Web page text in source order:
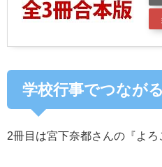
学校行事でつなが
2冊目は宮下奈都さんの『よろ